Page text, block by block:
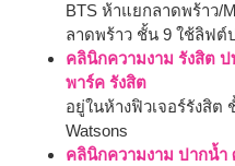
BTS ห้าแยกลาดพร้าว/
ลาดพร้าว ชั้น 9 ใช้ลิฟต์
คลินิกความงาม รังสิต ป
พาร์ค รังสิต
อยู่ในห้างฟิวเจอร์รังสิต
Watsons
คลินิกความงาม ปากน้ำ